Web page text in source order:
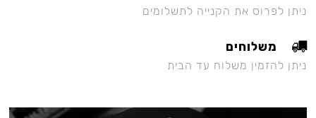
ניתן לפרוס את הקנייה לתשלומים
משלוחים
ניתן להזמין משלוח עד הבית